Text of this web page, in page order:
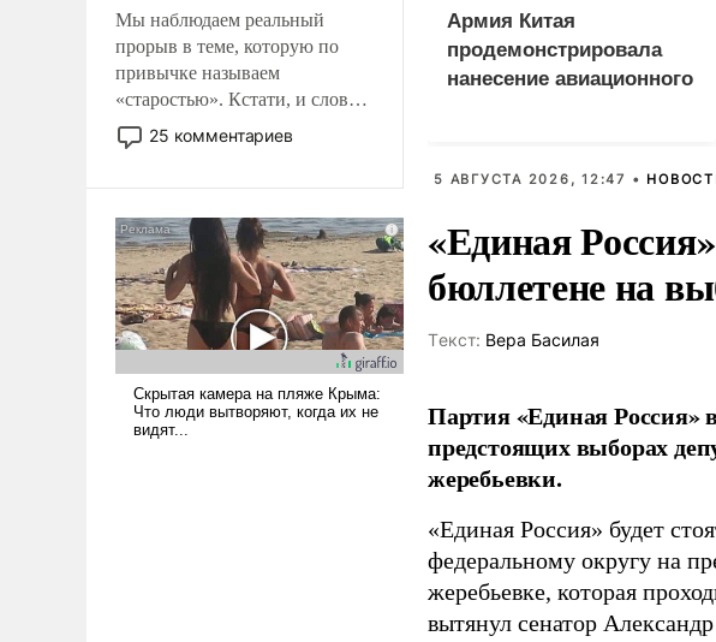
с Ираном.
Мы наблюдаем реальный
прорыв в теме, которую по
привычке называем
«старостью». Кстати, и слово-
то это уже стараются не
использовать – так же, как
что оно уже несет негативные
коннотации.
25 комментариев
Армия Китая
продемонстрировала
нанесение авиационного
5 АВГУСТА 2026, 12:47 •
«Единая
бюллетене на
Tекст: Вера Басилая
Партия «Единая Россия»
предстоящих выборах
жеребьевки.
«Единая Россия» будет
федеральному округу на
жеребьевке, которая
вытянул сенатор